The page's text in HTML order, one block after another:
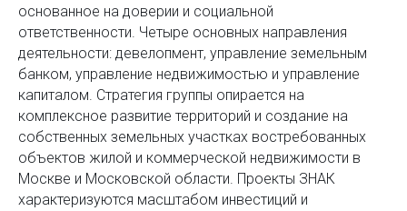
основанное на доверии и социальной
ответственности. Четыре основных направления
деятельности: девелопмент, управление земельным
банком, управление недвижимостью и управление
капиталом. Стратегия группы опирается на
комплексное развитие территорий и создание на
собственных земельных участках востребованных
объектов жилой и коммерческой недвижимости в
Москве и Московской области. Проекты ЗНАК
характеризуются масштабом инвестиций и